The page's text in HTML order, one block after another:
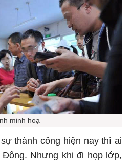
minh hoạ
thành công hiện nay thì ai
Nhưng khi đi họp lớp,